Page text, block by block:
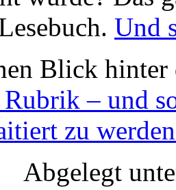
Und
Blick
Rubrik – und
zu
Abgelegt